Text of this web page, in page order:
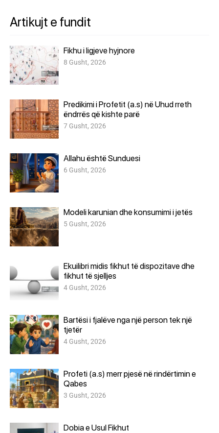
Artikujt e fundit
Fikhu i ligjeve hyjnore
8 Gusht, 2026
Predikimi i Profetit (a.s) në Uhud rreth
ëndrrës që kishte parë
7 Gusht, 2026
Allahu është Sunduesi
6 Gusht, 2026
Modeli karunian dhe konsumimi i jetës
5 Gusht, 2026
Ekuilibri midis fikhut të dispozitave dhe
fikhut të sjelljes
4 Gusht, 2026
Bartësi i fjalëve nga një person tek një
tjetër
4 Gusht, 2026
Profeti (a.s) merr pjesë në rindërtimin e
Qabes
3 Gusht, 2026
Dobia e Usul Fikhut